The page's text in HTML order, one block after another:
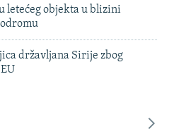
letećeg objekta u blizini
državljana Sirije zbog